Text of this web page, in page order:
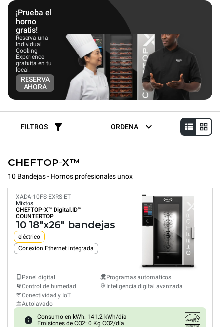
necesidades.
¡Prueba el
horno
gratis!
Reserva una
Individual
Cooking
Experience
gratuita en tu
local.
RESERVA
AHORA
FILTROS ORDENA
CHEFTOP-X™
10 Bandejas - Hornos profesionales unox
XADA-10FS-EXRS-ET
Mixtos
CHEFTOP-X™ Digital.ID™
COUNTERTOP
10 18"x26" bandejas
eléctrico
Conexión Ethernet integrada
Panel digital
Control de humedad
Conectividad y IoT
Autolavado
Programas automáticos
Inteligencia digital avanzada
Consumo en kWh: 141.2 kWh/día
Emisiones de CO2: 0 Kg CO2/día